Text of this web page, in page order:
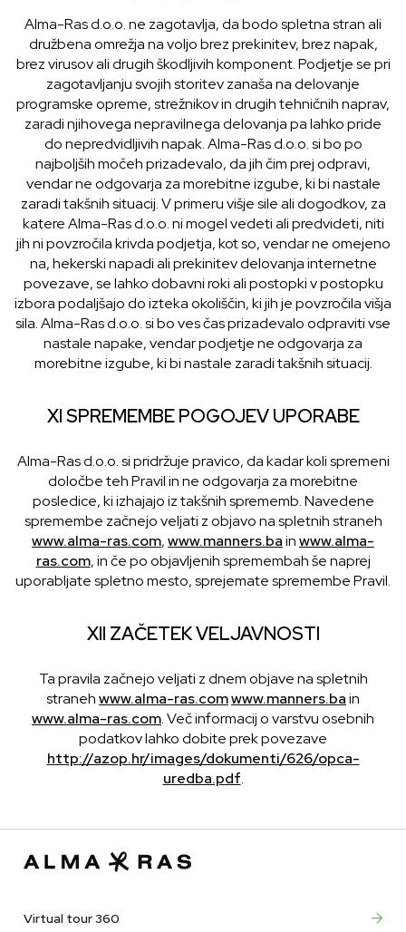
Alma-Ras d.o.o. ne zagotavlja, da bodo spletna stran ali
družbena omrežja na voljo brez prekinitev, brez napak,
brez virusov ali drugih škodljivih komponent. Podjetje se pri
zagotavljanju svojih storitev zanaša na delovanje
programske opreme, strežnikov in drugih tehničnih naprav,
zaradi njihovega nepravilnega delovanja pa lahko pride
do nepredvidljivih napak. Alma-Ras d.o.o. si bo po
najboljših močeh prizadevalo, da jih čim prej odpravi,
vendar ne odgovarja za morebitne izgube, ki bi nastale
zaradi takšnih situacij. V primeru višje sile ali dogodkov, za
katere Alma-Ras d.o.o. ni mogel vedeti ali predvideti, niti
jih ni povzročila krivda podjetja, kot so, vendar ne omejeno
na, hekerski napadi ali prekinitev delovanja internetne
povezave, se lahko dobavni roki ali postopki v postopku
izbora podaljšajo do izteka okoliščin, ki jih je povzročila višja
sila. Alma-Ras d.o.o. si bo ves čas prizadevalo odpraviti vse
nastale napake, vendar podjetje ne odgovarja za
morebitne izgube, ki bi nastale zaradi takšnih situacij.
XI SPREMEMBE POGOJEV UPORABE
Alma-Ras d.o.o. si pridržuje pravico, da kadar koli spremeni
določbe teh Pravil in ne odgovarja za morebitne
posledice, ki izhajajo iz takšnih sprememb. Navedene
spremembe začnejo veljati z objavo na spletnih straneh
www.alma-ras.com,www.manners.bainwww.alma-
ras.com, in če po objavljenih spremembah še naprej
uporabljate spletno mesto, sprejemate spremembe Pravil.
XII ZAČETEK VELJAVNOSTI
Ta pravila začnejo veljati z dnem objave na spletnih
stranehwww.alma-ras.comwww.manners.bain
www.alma-ras.com. Več informacij o varstvu osebnih
podatkov lahko dobite prek povezave
http://azop.hr/images/dokumenti/626/opca-
uredba.pdf.
Virtual tour 360